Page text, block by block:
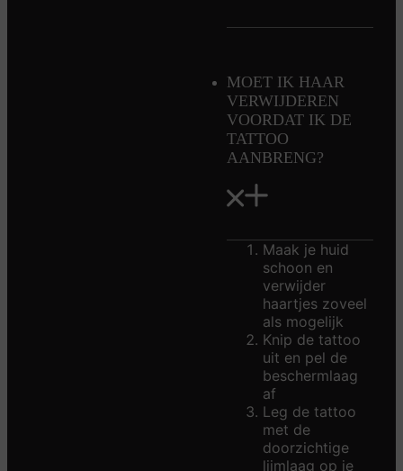
MOET IK HAAR
VERWIJDEREN
VOORDAT IK DE
TATTOO
AANBRENG?
Maak je huid
schoon en
verwijder
haartjes zoveel
als mogelijk
Knip de tattoo
uit en pel de
beschermlaag
af
Leg de tattoo
met de
doorzichtige
lijmlaag op je